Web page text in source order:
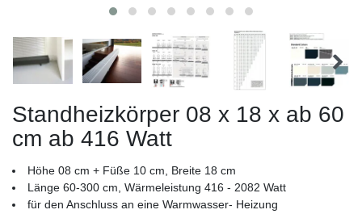
Standheizkörper 08 x 18 x ab 60
cm ab 416 Watt
Höhe 08 cm + Füße 10 cm, Breite 18 cm
Länge 60-300 cm, Wärmeleistung 416 - 2082 Watt
für den Anschluss an eine Warmwasser- Heizung